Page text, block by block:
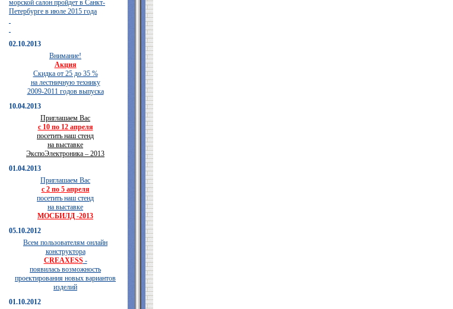
морской салон пройдет в Санкт-
Петербурге в июле 2015 года
02.10.2013
Внимание!
Акция
Скидка от 25 до 35 %
на лестничную технику
2009-2011 годов выпуска
10.04.2013
Приглашаем Вас
с 10 по 12 апреля
посетить наш стенд
на выставке
ЭкспоЭлектроника – 2013
01.04.2013
Приглашаем Вас
с 2 по 5 апреля
посетить наш стенд
на выставке
МОСБИЛД -2013
05.10.2012
Всем пользователям онлайн
конструктора
CREAXESS-
появилась возможность
проектирования новых вариантов
изделий
01.10.2012